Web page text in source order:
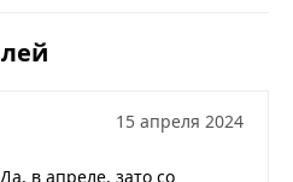
15 апреля 2024
в апреле, зато со